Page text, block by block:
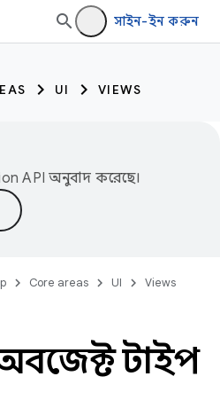
সাইন-ইন করুন
UI VIEWS
API অনুবাদ করেছে।
Core areas UI Views
অবজেক্ট টাইপ